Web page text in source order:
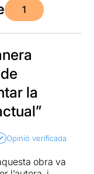
1
la
Opinió verificada
obra va